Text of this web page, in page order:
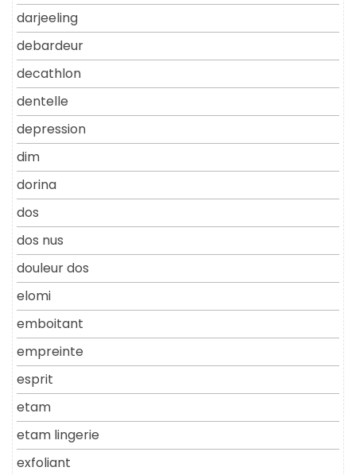
darjeeling
debardeur
decathlon
dentelle
depression
dim
dorina
dos
dos nus
douleur dos
elomi
emboitant
empreinte
esprit
etam
etam lingerie
exfoliant